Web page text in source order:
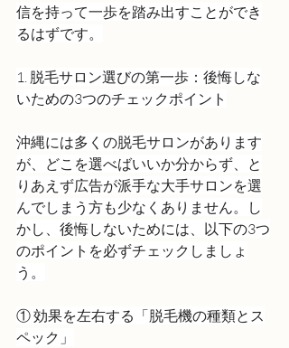
信を持って一歩を踏み出すことができ
るはずです。
1. 脱毛サロン選びの第一歩：後悔しな
いための3つのチェックポイント
沖縄には多くの脱毛サロンがあります
が、どこを選べばいいか分からず、と
りあえず広告が派手な大手サロンを選
んでしまう方も少なくありません。し
かし、後悔しないためには、以下の3つ
のポイントを必ずチェックしましょ
う。
① 効果を左右する「脱毛機の種類とス
ペック」